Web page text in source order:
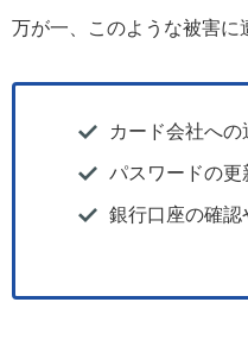
万が一、このような被害に
カード会社への
パスワードの更
銀行口座の確認